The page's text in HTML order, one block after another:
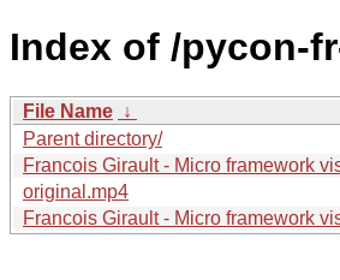
Index of /pycon-
File Name ↓
Parent directory/
Francois Girault - Micro framework
original.mp4
Francois Girault - Micro framework